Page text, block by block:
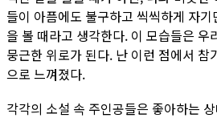
들이 아픔에도 불구하고 씩씩하게 자
을 볼 때라고 생각한다. 이 모습들은 우
뭉근한 위로가 된다. 난 이런 점에서 참
으로 느껴졌다.
각각의 소설 속 주인공들은 좋아하는